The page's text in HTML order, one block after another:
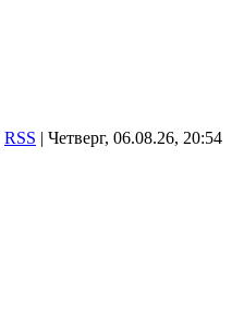
RSS | Четверг, 06.08.26, 20:54